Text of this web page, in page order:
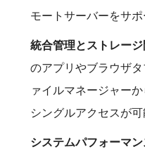
モートサーバーをサポ
統合管理とストレージ
のアプリやブラウザ
ァイルマネージャー
シングルアクセスが可
システムパフォーマン